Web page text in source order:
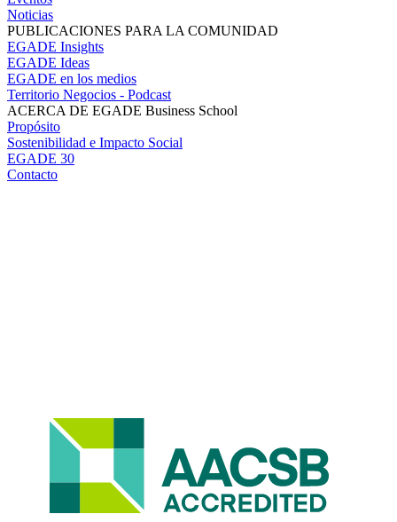
Noticias
PUBLICACIONES PARA LA COMUNIDAD
EGADE Insights
EGADE Ideas
EGADE en los medios
Territorio Negocios - Podcast
ACERCA DE EGADE Business School
Propósito
Sostenibilidad e Impacto Social
EGADE 30
Contacto